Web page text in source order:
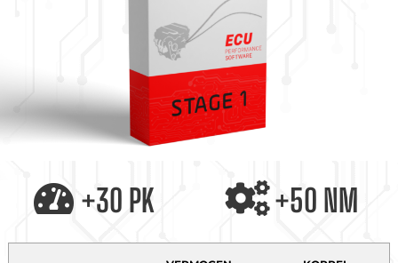
+30 PK +50 NM